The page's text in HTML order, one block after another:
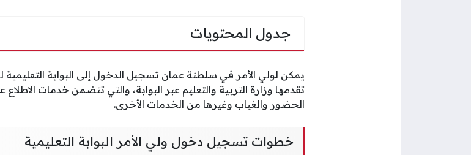
جدول المحتويات
يمكن لولي الأمر في سلطنة عمان تسجيل الدخول إلى البوابة التعليمية
تقدمها وزارة التربية والتعليم عبر البوابة، والتي تتضمن خدمات
الحضور والغياب وغيرها من الخدمات الأخرى.
خطوات تسجيل دخول ولي الأمر البوابة التعليمية